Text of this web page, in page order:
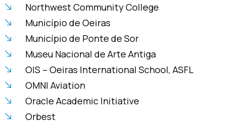
Northwest Community College
Município de Oeiras
Município de Ponte de Sor
Museu Nacional de Arte Antiga
OIS – Oeiras International School, ASFL
OMNI Aviation
Oracle Academic Initiative
Orbest